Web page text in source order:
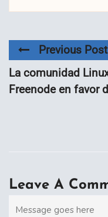
Previous Post
La comunidad
Freenode en favor
Leave A